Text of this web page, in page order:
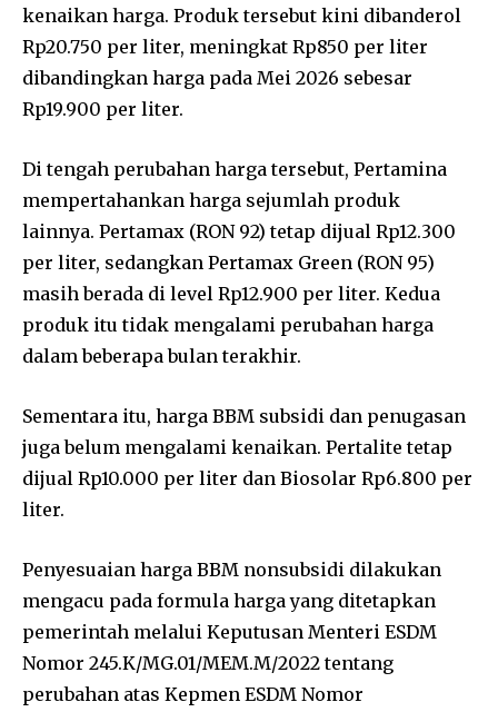
kenaikan harga. Produk tersebut kini dibanderol
Rp20.750 per liter, meningkat Rp850 per liter
dibandingkan harga pada Mei 2026 sebesar
Rp19.900 per liter.
Di tengah perubahan harga tersebut, Pertamina
mempertahankan harga sejumlah produk
lainnya. Pertamax (RON 92) tetap dijual Rp12.300
per liter, sedangkan Pertamax Green (RON 95)
masih berada di level Rp12.900 per liter. Kedua
produk itu tidak mengalami perubahan harga
dalam beberapa bulan terakhir.
Sementara itu, harga BBM subsidi dan penugasan
juga belum mengalami kenaikan. Pertalite tetap
dijual Rp10.000 per liter dan Biosolar Rp6.800 per
liter.
Penyesuaian harga BBM nonsubsidi dilakukan
mengacu pada formula harga yang ditetapkan
pemerintah melalui Keputusan Menteri ESDM
Nomor 245.K/MG.01/MEM.M/2022 tentang
perubahan atas Kepmen ESDM Nomor